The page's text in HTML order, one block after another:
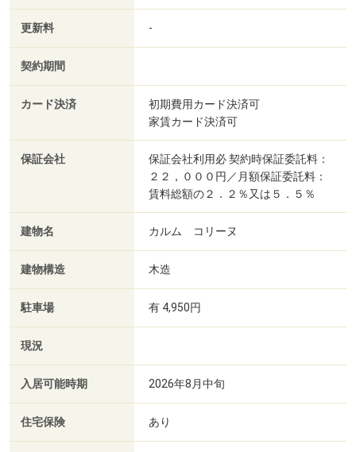
更新料 -
契約期間
カード決済
初期費用カード決済可
家賃カード決済可
保証会社
保証会社利用必 契約時保証委託料：
２２，０００円／月額保証委託料：
賃料総額の２．２％又は５．５％
建物名 カルム コリーヌ
建物構造 木造
駐車場 有 4,950円
現況
入居可能時期 2026年8月中旬
住宅保険 あり